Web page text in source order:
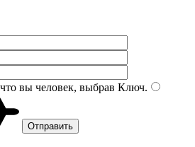
вы человек, выбрав Ключ.